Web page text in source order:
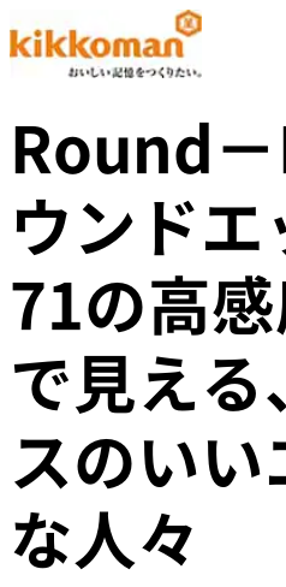
Round
ウンド
71の高
で見え
スのい
な人々